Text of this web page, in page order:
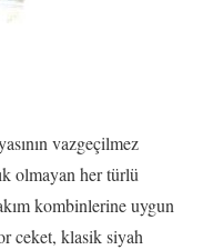
vazgeçilmez
olmayan her türlü
kombinlerine uygun
ceket, klasik siyah